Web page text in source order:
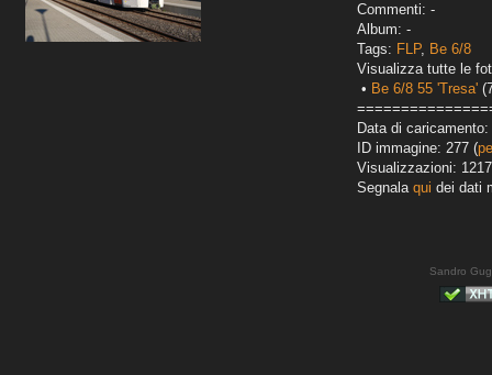
Commenti: -
Album: -
Tags: FLP, Be 6/8
Visualizza tutte le
• Be 6/8 55 'Tresa'
Data di
ID immagine: 277 (
Visualizzazioni: 1217
Segnala qui dei dati
Sandro